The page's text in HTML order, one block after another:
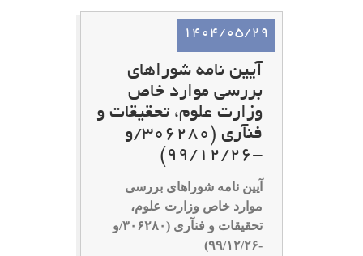
1404/05/29
آیین نامه شوراهای
بررسی موارد خاص
وزارت علوم، تحقیقات و
فنآری (۳۰۶۲۸۰/و
-۹۹/۱۲/۲۶)
آیین نامه شوراهای بررسی
موارد خاص وزارت علوم،
تحقیقات و فنآری (۳۰۶۲۸۰/و
-۹۹/۱۲/۲۶)